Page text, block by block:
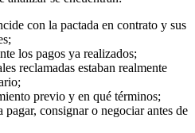
con la pactada en contrato y sus
los pagos ya realizados;
reclamadas estaban realmente
previo y en qué términos;
pagar, consignar o negociar antes de